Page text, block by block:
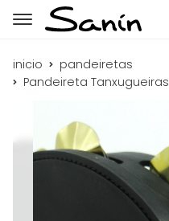
inicio
pandeiretas